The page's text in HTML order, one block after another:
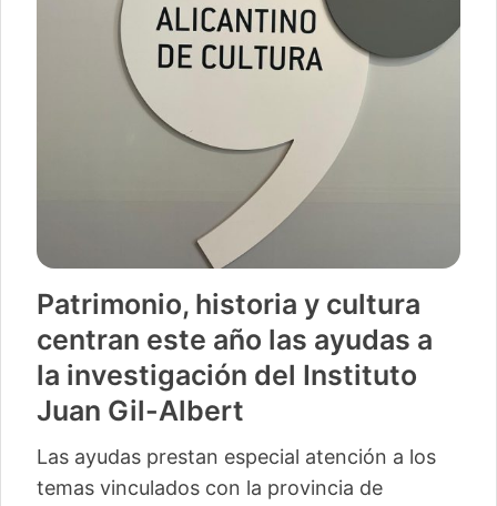
Patrimonio, historia y cultura
centran este año las ayudas a
la investigación del Instituto
Juan Gil-Albert
Las ayudas prestan especial atención a los
temas vinculados con la provincia de